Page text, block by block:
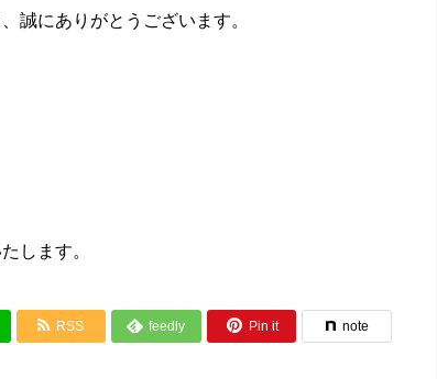
誠にありがとうございます。
します。
 RSS  feedly  Pin it note